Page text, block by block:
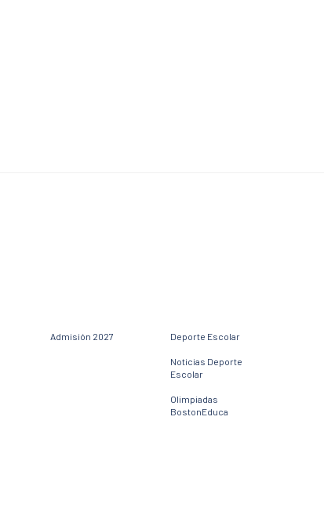
Admisión 2027 Deporte Escolar
Noticias Deporte
Escolar
Olimpiadas
BostonEduca